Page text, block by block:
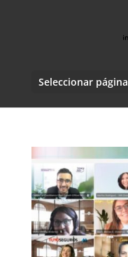
Seleccionar página